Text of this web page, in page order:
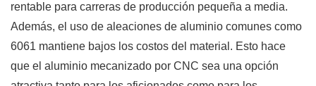
rentable para carreras de producción pequeña a media.
Además, el uso de aleaciones de aluminio comunes como
6061 mantiene bajos los costos del material. Esto hace
que el aluminio mecanizado por CNC sea una opción